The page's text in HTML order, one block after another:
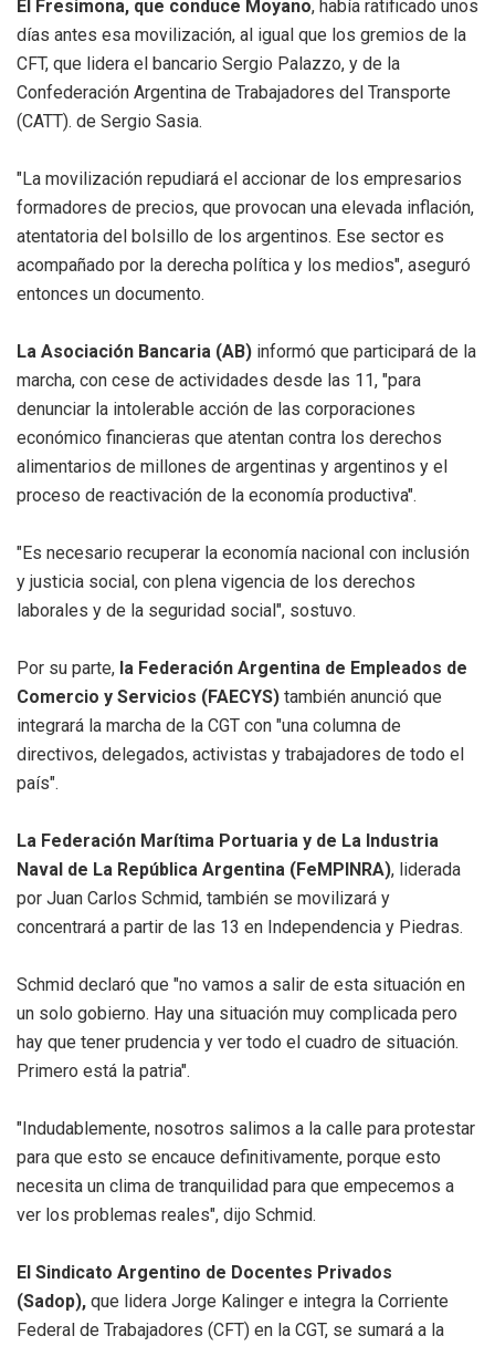
El Fresimona, que conduce Moyano, había ratificado unos
días antes esa movilización, al igual que los gremios de la
CFT, que lidera el bancario Sergio Palazzo, y de la
Confederación Argentina de Trabajadores del Transporte
(CATT). de Sergio Sasia.
"La movilización repudiará el accionar de los empresarios
formadores de precios, que provocan una elevada inflación,
atentatoria del bolsillo de los argentinos. Ese sector es
acompañado por la derecha política y los medios", aseguró
entonces un documento.
La Asociación Bancaria (AB) informó que participará de la
marcha, con cese de actividades desde las 11, "para
denunciar la intolerable acción de las corporaciones
económico financieras que atentan contra los derechos
alimentarios de millones de argentinas y argentinos y el
proceso de reactivación de la economía productiva".
"Es necesario recuperar la economía nacional con inclusión
y justicia social, con plena vigencia de los derechos
laborales y de la seguridad social", sostuvo.
Por su parte, la Federación Argentina de Empleados de
Comercio y Servicios (FAECYS) también anunció que
integrará la marcha de la CGT con "una columna de
directivos, delegados, activistas y trabajadores de todo el
país".
La Federación Marítima Portuaria y de La Industria
Naval de La República Argentina (FeMPINRA), liderada
por Juan Carlos Schmid, también se movilizará y
concentrará a partir de las 13 en Independencia y Piedras.
Schmid declaró que "no vamos a salir de esta situación en
un solo gobierno. Hay una situación muy complicada pero
hay que tener prudencia y ver todo el cuadro de situación.
Primero está la patria".
"Indudablemente, nosotros salimos a la calle para protestar
para que esto se encauce definitivamente, porque esto
necesita un clima de tranquilidad para que empecemos a
ver los problemas reales", dijo Schmid.
El Sindicato Argentino de Docentes Privados
(Sadop), que lidera Jorge Kalinger e integra la Corriente
Federal de Trabajadores (CFT) en la CGT, se sumará a la